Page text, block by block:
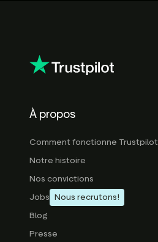
À propos
Comment fonctionne Trustpilot
Notre histoire
Nos convictions
Jobs Nous recrutons!
Blog
Presse